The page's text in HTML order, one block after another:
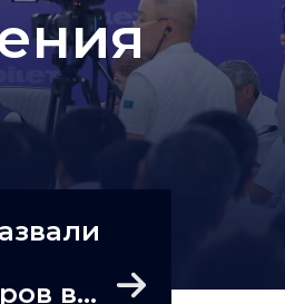
в
Next